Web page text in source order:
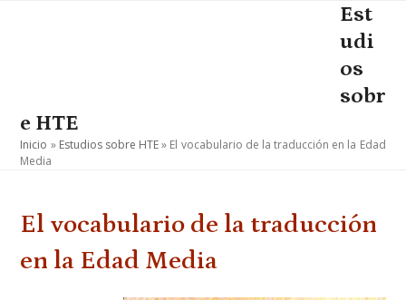
Est
udi
os
sobr
e HTE
Inicio » Estudios sobre HTE» El vocabulario de la traducción en la Edad
Media
El vocabulario de la traducción
en la Edad Media